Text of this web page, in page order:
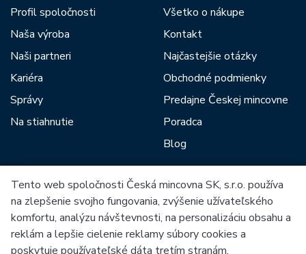
Profil spoločnosti
Naša výroba
Naši partneri
Kariéra
Správy
Na stiahnutie
Všetko o nákupe
Kontakt
Najčastejšie otázky
Obchodné podmienky
Predajne Českej mincovne
Poradca
Blog
Medzi našich partnerov patria:
Tento web spoločnosti Česká mincovna SK, s.r.o. používa
na zlepšenie svojho fungovania, zvýšenie užívateľského
komfortu, analýzu návštevnosti, na personalizáciu obsahu a
reklám a lepšie cielenie reklamy súbory cookies a
poskytuje používateľské dáta tretím stranám.